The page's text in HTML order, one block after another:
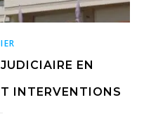
EN
INTERVENTIONS